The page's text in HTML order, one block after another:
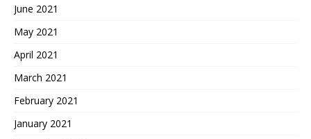
June 2021
May 2021
April 2021
March 2021
February 2021
January 2021